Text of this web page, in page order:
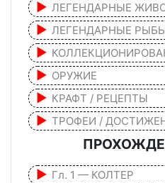
ЛЕГЕНДАРНЫЕ
ЛЕГЕНДАРНЫЕ
ОРУЖИЕ
КРАФТ / РЕЦЕПТЫ
ТРОФЕИ /
Гл. 1 — КОЛТЕР